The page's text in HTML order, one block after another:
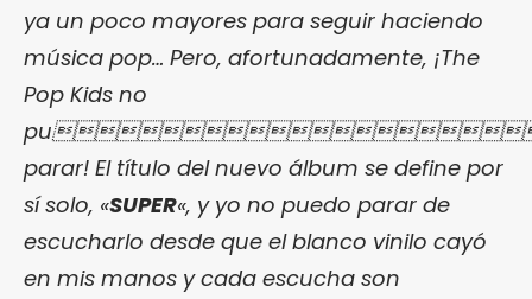
ya un poco mayores para seguir haciendo
música pop… Pero, afortunadamente, ¡The
Pop Kids no
parar! El título del nuevo álbum se define por
sí solo, «SUPER«, y yo no puedo parar de
escucharlo desde que el blanco vinilo cayó
en mis manos y cada escucha son